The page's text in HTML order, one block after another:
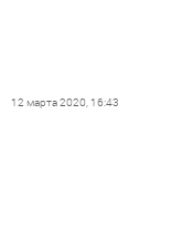
12 марта 2020, 16:43